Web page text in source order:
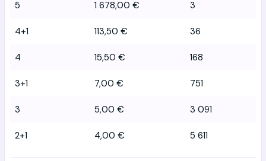
5 1 678,00 € 3
4+1 113,50 € 36
4 15,50 € 168
3+1 7,00 € 751
3 5,00 € 3 091
2+1 4,00 € 5 611